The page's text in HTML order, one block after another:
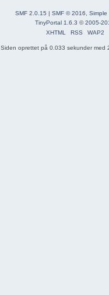
SMF 2.0.15 | SMF © 2016, Simple
TinyPortal 1.6.3 ©2005-
XHTML
RSS WAP2
Siden oprettet på 0.033 sekunder med